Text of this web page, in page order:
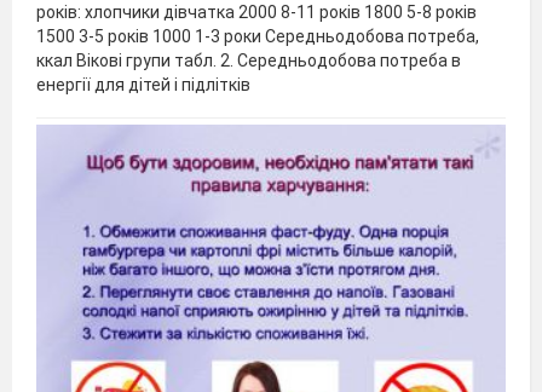
років: хлопчики дівчатка 2000 8-11 років 1800 5-8 років
1500 3-5 років 1000 1-3 роки Середньодобова потреба,
ккал Вікові групи табл. 2. Середньодобова потреба в
енергії для дітей і підлітків